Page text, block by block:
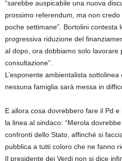
“sarebbe auspicabile una nuova
prossimo referendum, ma non
poche settimane”. Bortolini contesta
progressiva riduzione del
al dopo, ora dobbiamo solo lavorare
consultazione”.
L’esponente ambientalista sottolinea
nessuna famiglia sarà messa in
E allora cosa dovrebbero fare il Pd
la linea al sindaco: “Merola
confronti dello Stato, affinché si
pubblica a tutti coloro che ne fanno
Il presidente dei Verdi non si dice